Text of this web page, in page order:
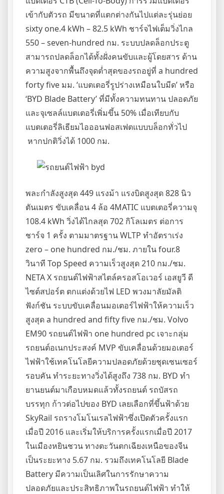
เข้ากับตัวรถ มีขนาดที่แตกต่างกันไปแต่ละรุ่นย่อย
sixty one.4 kWh – 82.5 kWh ชาร์จไฟเต็มวิ่งไกล
550 – seven-hundred กม. ระบบปลดล็อกประตู
สามารถปลดล็อกได้ทั้งฝั่งคนขับและผู้โดยสาร ด้าน
ความสูงจากพื้นถึงจุดต่ำสุดของรถอยู่ที่ a hundred
forty five มม. ‘แบตเตอรี่รูปร่างเหมือนใบมีด’ หรือ
‘BYD Blade Battery’ ที่มีทั้งความทนทาน ปลอดภัย
และจุเซลล์แบตเตอรี่เพิ่มขึ้น 50% เมื่อเทียบกับ
แบตเตอรี่ลิเธียมไอออนฟอสเฟตแบบบล็อกทั่วไป
หากปกติวิ่งได้ 1000 กม.
พละกำลังสูงสุด 449 แรงม้า แรงบิดสูงสุด 828 นิว
ตันเมตร ขับเคลื่อน 4 ล้อ 4MATIC แบตเตอรี่ความจุ
108.4 kWh วิ่งได้ไกลสุด 702 กิโลเมตร ต่อการ
ชาร์จ 1 ครั้ง ตามมาตรฐาน WLTP ทำอัตราเร่ง
zero – one hundred กม./ชม. ภายใน four.8
วินาที Top Speed ความเร็วสูงสุด 210 กม./ชม.
NETA X รถยนต์ไฟฟ้าสไตล์ครอสโอเวอร์ เอสยูวี ดี
ไซต์สปอร์ต ตกแต่งด้วยไฟ LED พวงมาลัยมัลติ
ฟังก์ชัน ระบบขับเคลื่อนมอเตอร์ไฟฟ้าให้ความเร็ว
สูงสุด a hundred and fifty five กม./ชม. Volvo
EM90 รถยนต์ไฟฟ้า one hundred pc เจาะกลุ่ม
รถยนต์อเนกประสงค์ MVP ขับเคลื่อนด้วยมอเตอร์
ไฟฟ้าใช้เทคโนโลยีความปลอดภัยด้วยชุดเซนเซอร์
รอบคัน ทำระยะทางวิ่งได้สูงถึง 738 กม. BYD ทำ
ยานยนต์มาเกือบหมดแล้วทั้งรถยนต์ รถบัสรถ
บรรทุก ก้าวต่อไปของ BYD เลยเลือกที่ขึ้นฟ้าด้วย
SkyRail รถรางโมโนเรลไฟฟ้าซึ่งเปิดตัวครั้งแรก
เมื่อปี 2016 และเริ่มให้บริการครั้งแรกเมื่อปี 2017
ในเมืองหยินชวน ทางตะวันตกเฉียงเหนือของจีน
เป็นระยะทาง 5.67 กม. รวมถึงเทคโนโลยี Blade
Battery มีความเป็นเลิศในการรักษาความ
ปลอดภัยและประสิทธิภาพในรถยนต์ไฟฟ้า ทำให้